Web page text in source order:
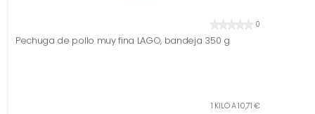
0
Pechuga de pollo muy fina LAGO, bandeja 350 g
1 KILO A 10,71 €